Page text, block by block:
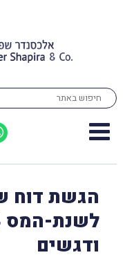
הגשת דוח
ודגשים